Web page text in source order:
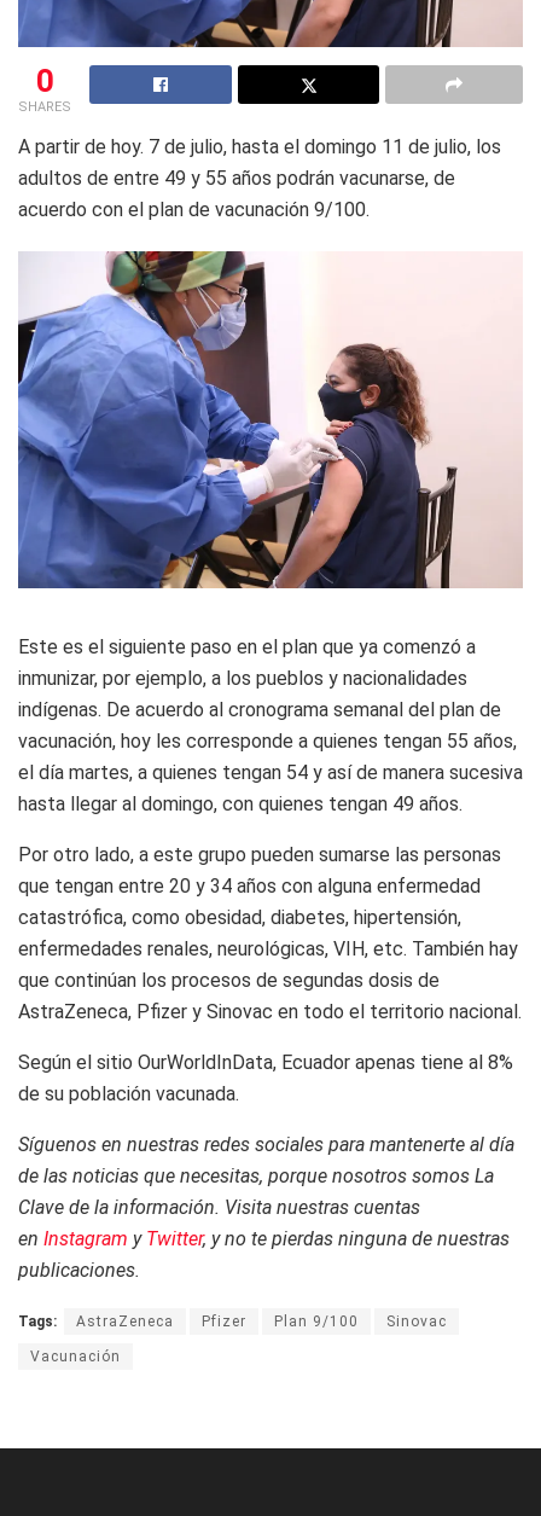
0
SHARES
A partir de hoy. 7 de julio, hasta el domingo 11 de julio, los
adultos de entre 49 y 55 años podrán vacunarse, de
acuerdo con el plan de vacunación 9/100.
Este es el siguiente paso en el plan que ya comenzó a
inmunizar, por ejemplo, a los pueblos y nacionalidades
indígenas. De acuerdo al cronograma semanal del plan de
vacunación, hoy les corresponde a quienes tengan 55 años,
el día martes, a quienes tengan 54 y así de manera sucesiva
hasta llegar al domingo, con quienes tengan 49 años.
Por otro lado, a este grupo pueden sumarse las personas
que tengan entre 20 y 34 años con alguna enfermedad
catastrófica, como obesidad, diabetes, hipertensión,
enfermedades renales, neurológicas, VIH, etc. También hay
que continúan los procesos de segundas dosis de
AstraZeneca, Pfizer y Sinovac en todo el territorio nacional.
Según el sitio OurWorldInData, Ecuador apenas tiene al 8%
de su población vacunada.
Síguenos en nuestras redes sociales para mantenerte al día
de las noticias que necesitas, porque nosotros somos La
Clave de la información. Visita nuestras cuentas
en Instagram y Twitter, y no te pierdas ninguna de nuestras
publicaciones.
Tags: AstraZeneca Pfizer Plan 9/100 Sinovac
Vacunación